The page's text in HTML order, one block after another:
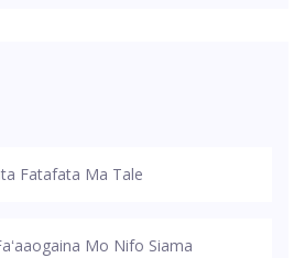
Fatafata Ma Tale
Mo Nifo Siama